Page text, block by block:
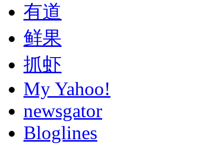
有道
鲜果
抓虾
My Yahoo!
newsgator
Bloglines